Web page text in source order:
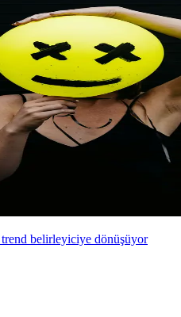
belirleyiciye dönüşüyor